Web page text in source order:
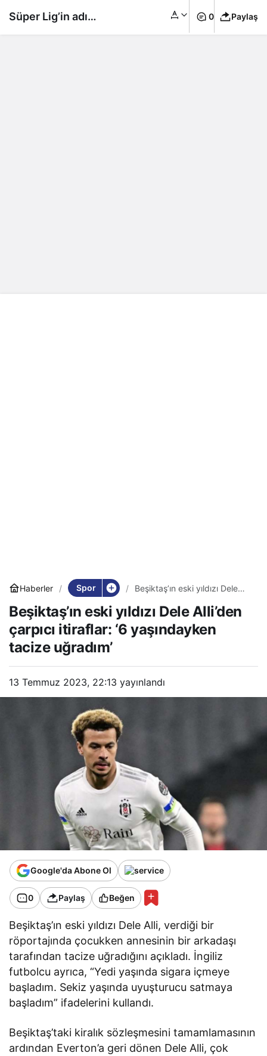
Haberler Spor
Beşiktaş’ın eski yıldızı Dele
yaşındayken tacize uğradım’
Beşiktaş’ın eski yıldızı Dele Alli’den
çarpıcı itiraflar: ‘6 yaşındayken
tacize uğradım’
13 Temmuz 2023, 22:13 yayınlandı
Google'da Abone Ol
0 Paylaş Beğen
Beşiktaş’ın eski yıldızı Dele Alli, verdiği bir
röportajında çocukken annesinin bir arkadaşı
tarafından tacize uğradığını açıkladı. İngiliz
futbolcu ayrıca, “Yedi yaşında sigara içmeye
başladım. Sekiz yaşında uyuşturucu satmaya
başladım” ifadelerini kullandı.
Beşiktaş’taki kiralık sözleşmesini tamamlamasının
ardından Everton’a geri dönen Dele Alli, çok
Süper Lig’in adı 0 Paylaş